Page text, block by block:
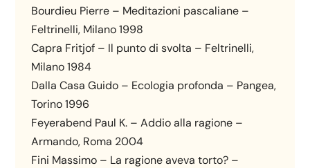
Bourdieu Pierre – Meditazioni pascaliane –
Feltrinelli, Milano 1998
Capra Fritjof – Il punto di svolta – Feltrinelli,
Milano 1984
Dalla Casa Guido – Ecologia profonda – Pangea,
Torino 1996
Feyerabend Paul K. – Addio alla ragione –
Armando, Roma 2004
Fini Massimo – La ragione aveva torto? –